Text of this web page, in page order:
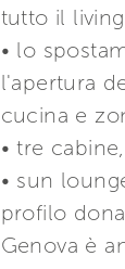
tutto il
• lo
l'apertura
cucina e
• tre
• sun
profilo
Genova è